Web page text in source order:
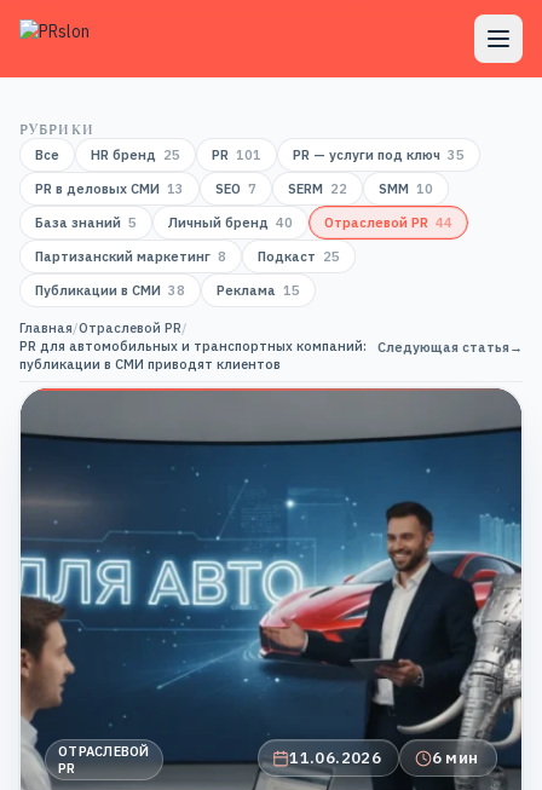
РУБРИКИ
Все
HR бренд 25 PR 101 PR — услуги под ключ 35
PR в деловых СМИ 13 SEO 7 SERM 22 SMM 10
База знаний 5 Личный бренд 40 Отраслевой PR 44
Партизанский маркетинг 8 Подкаст 25
Публикации в СМИ 38 Реклама 15
Главная/Отраслевой PR/
PR для автомобильных и транспортных компаний:
публикации в СМИ приводят клиентов
Следующая статья→
ОТРАСЛЕВОЙ
PR
11.06.2026 6 мин